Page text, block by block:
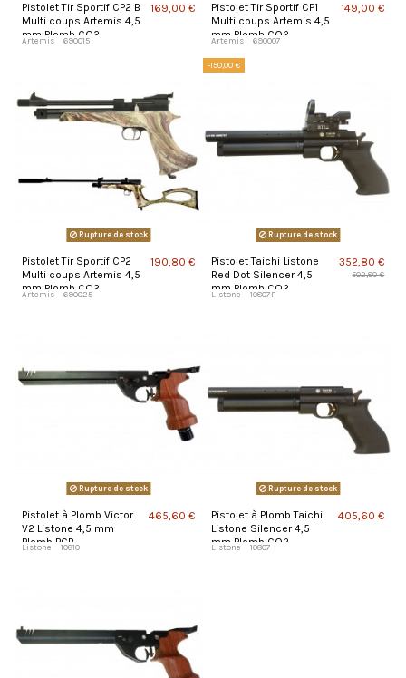
Pistolet Tir Sportif CP2 B
Multi coups Artemis 4,5
mm Plomb CO2
Artemis 690015
169,00 €
Pistolet Tir Sportif CP1
Multi coups Artemis 4,5
mm Plomb CO2
Artemis 690007
149,00 €
Rupture de stock
Pistolet Tir Sportif CP2
Multi coups Artemis 4,5
mm Plomb CO2
Artemis 690025
190,80 €
-150,00 €
Rupture de stock
Pistolet Taichi Listone
Red Dot Silencer 4,5
mm Plomb CO2
Listone 10807P
352,80 €
502,80 €
Rupture de stock
Pistolet à Plomb Victor
V2 Listone 4,5 mm
Plomb PCP
Listone 10810
465,60 €
Rupture de stock
Pistolet à Plomb Taichi
Listone Silencer 4,5
mm Plomb CO2
Listone 10807
405,60 €